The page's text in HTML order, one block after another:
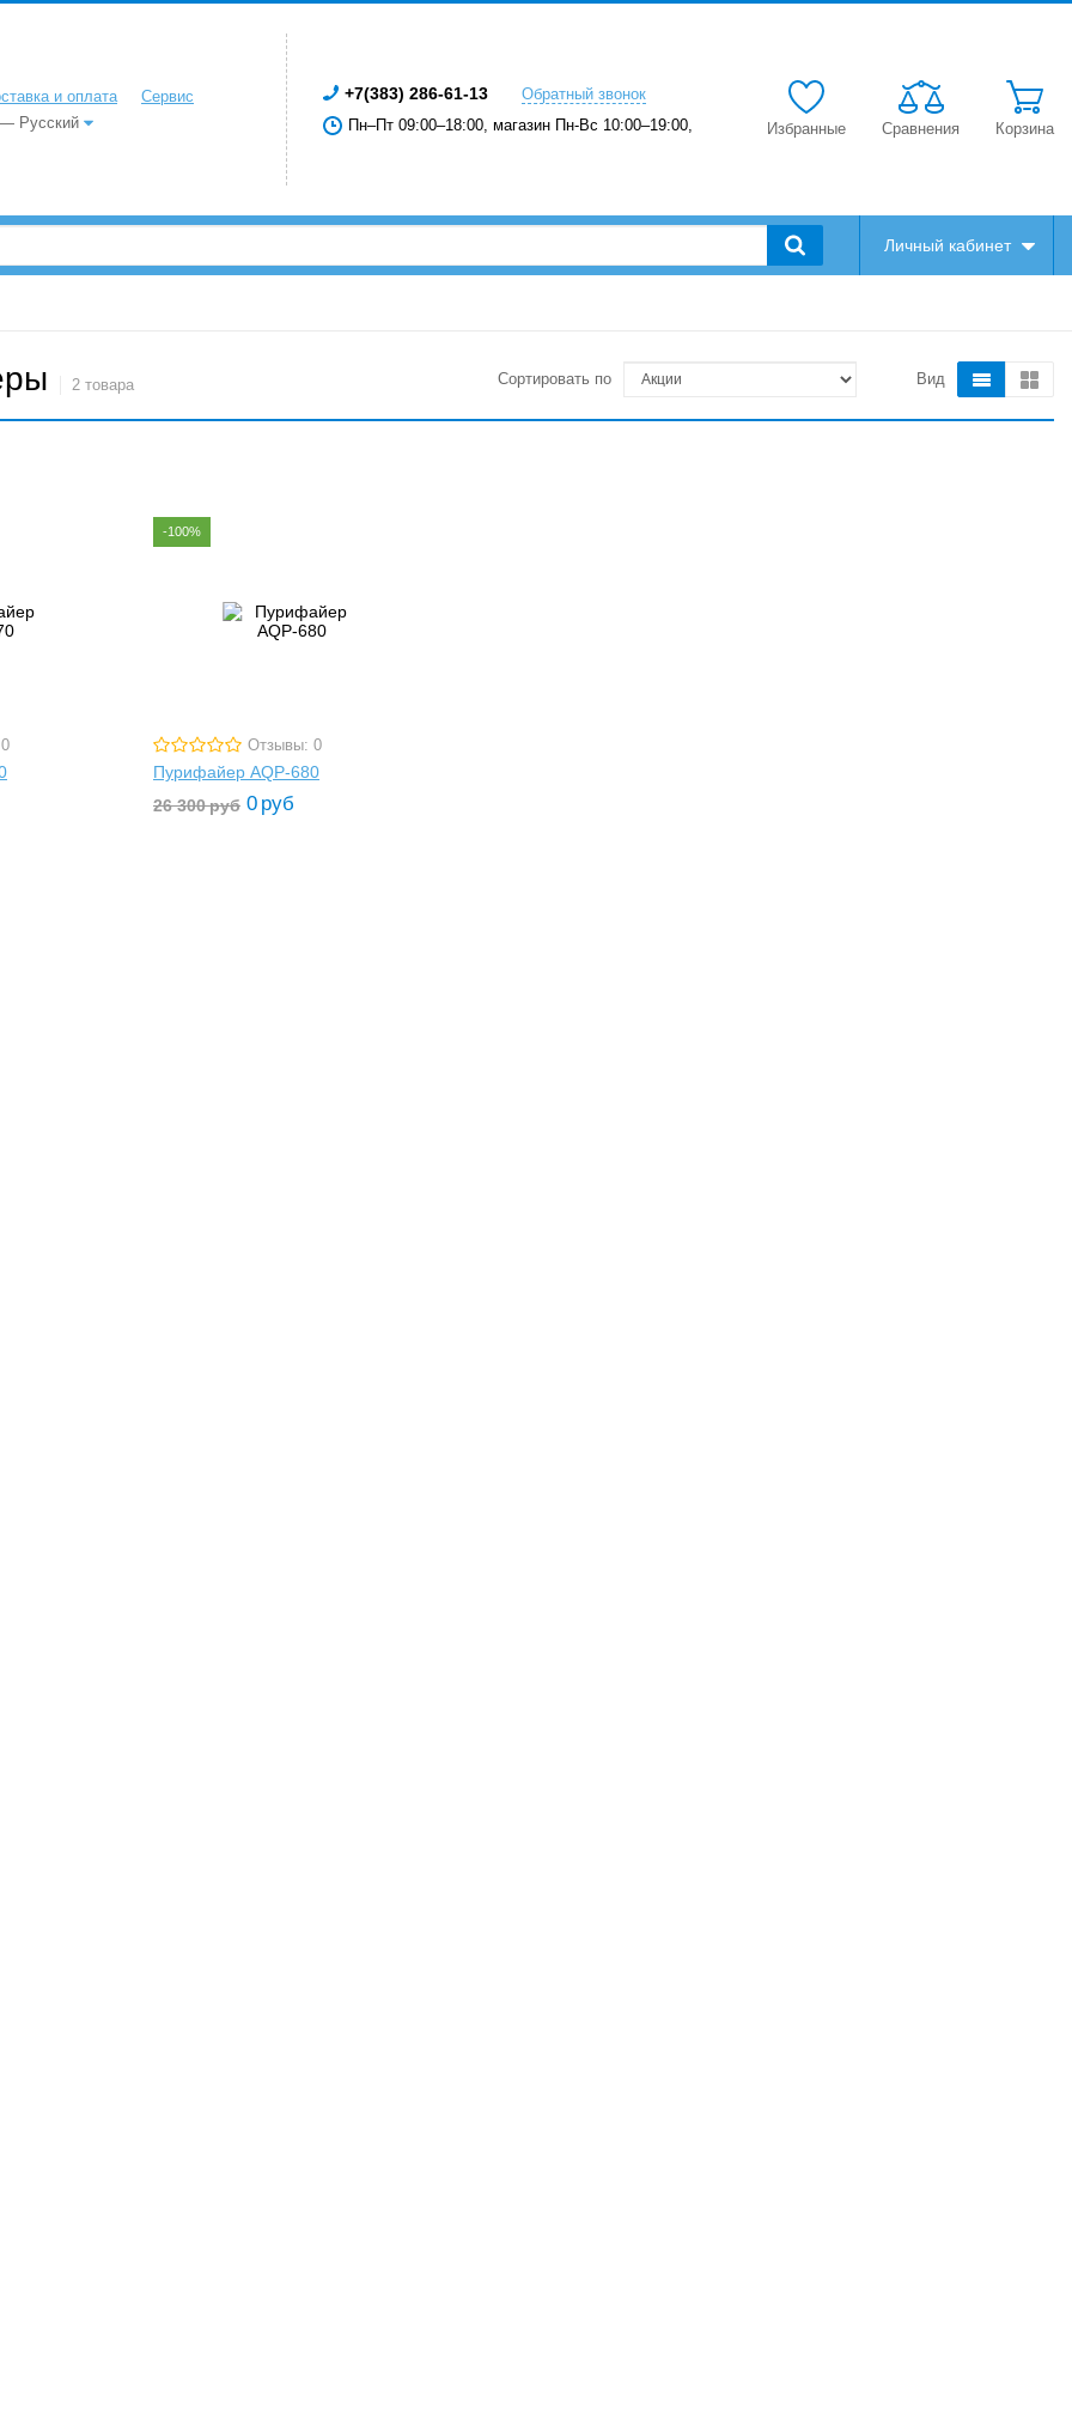
и оплата
Сервис
Русский
+7(383) 286-61-13
Обратный звонок
Пн–Пт 09:00–18:00, магазин Пн-Вс 10:00–19:00,
Избранные Сравнения Корзина
Личный кабинет
2 товара Сортировать по Вид
-100%
Отзывы: 0
Пурифайер AQP-680
26 300руб 0 руб